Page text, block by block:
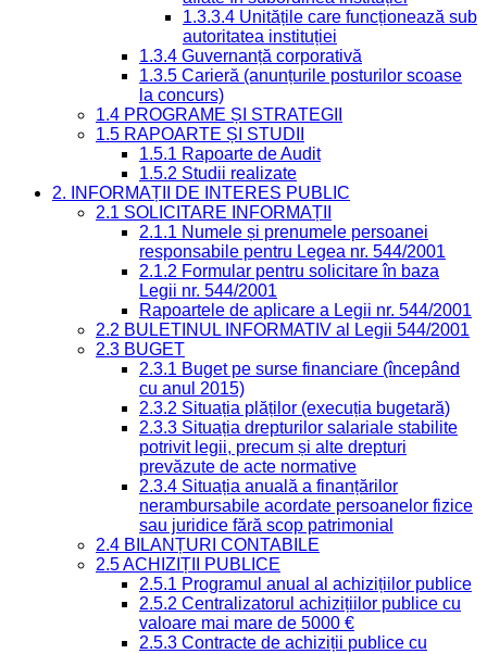
1.3.3.4 Unitățile care funcționează sub
autoritatea instituției
1.3.4 Guvernanță corporativă
1.3.5 Carieră (anunțurile posturilor scoase
la concurs)
1.4 PROGRAME ȘI STRATEGII
1.5 RAPOARTE ȘI STUDII
1.5.1 Rapoarte de Audit
1.5.2 Studii realizate
2. INFORMAȚII DE INTERES PUBLIC
2.1 SOLICITARE INFORMAȚII
2.1.1 Numele și prenumele persoanei
responsabile pentru Legea nr. 544/2001
2.1.2 Formular pentru solicitare în baza
Legii nr. 544/2001
Rapoartele de aplicare a Legii nr. 544/2001
2.2 BULETINUL INFORMATIV al Legii 544/2001
2.3 BUGET
2.3.1 Buget pe surse financiare (începând
cu anul 2015)
2.3.2 Situația plăților (execuția bugetară)
2.3.3 Situația drepturilor salariale stabilite
potrivit legii, precum și alte drepturi
prevăzute de acte normative
2.3.4 Situația anuală a finanțărilor
nerambursabile acordate persoanelor fizice
sau juridice fără scop patrimonial
2.4 BILANȚURI CONTABILE
2.5 ACHIZIȚII PUBLICE
2.5.1 Programul anual al achizițiilor publice
2.5.2 Centralizatorul achizițiilor publice cu
valoare mai mare de 5000 €
2.5.3 Contracte de achiziții publice cu